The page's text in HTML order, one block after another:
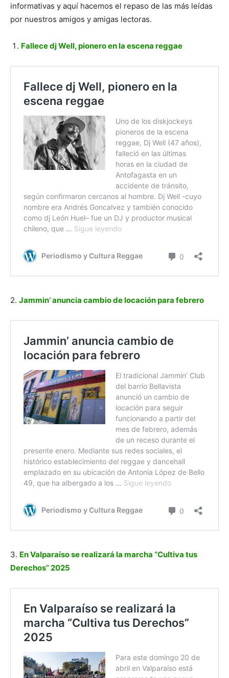
informativas y aquí hacemos el repaso de las más leídas
por nuestros amigos y amigas lectoras.
Fallece dj Well, pionero en la escena reggae
2. Jammin’ anuncia cambio de locación para febrero
3. En Valparaíso se realizará la marcha “Cultiva tus
Derechos” 2025